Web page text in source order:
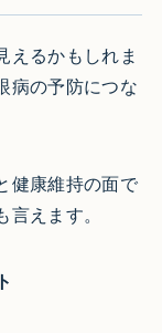
えるかもしれま
病の予防につな
健康維持の面で
えます。